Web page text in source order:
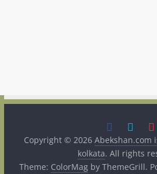
Copyright © 2026 Abekshan.com
kolkata. All rights
Theme: ColorMagby ThemeGrill.